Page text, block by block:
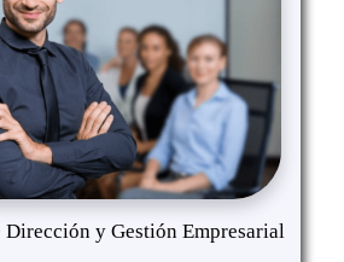
Dirección y Gestión Empresarial